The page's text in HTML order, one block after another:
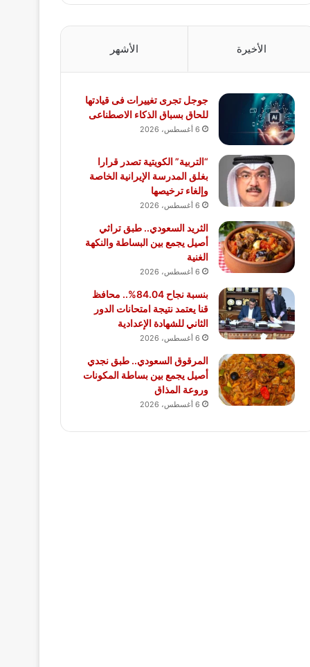
الأخيرة الأشهر
جوجل تجرى تغييرات فى قيادتها
للحاق بسباق الذكاء الاصطناعى
6 أغسطس، 2026
“التربية” الكويتية تصدر قرارا
بغلق المدرسة الإيرانية الخاصة
وإلغاء ترخيصها
6 أغسطس، 2026
الثريد السعودي.. طبق تراثي
أصيل يجمع بين البساطة والنكهة
الغنية
6 أغسطس، 2026
بنسبة نجاح 84.04%.. محافظ
قنا يعتمد نتيجة امتحانات الدور
الثاني للشهادة الإعدادية
6 أغسطس، 2026
المرقوق السعودي.. طبق نجدي
أصيل يجمع بين بساطة المكونات
وروعة المذاق
6 أغسطس، 2026